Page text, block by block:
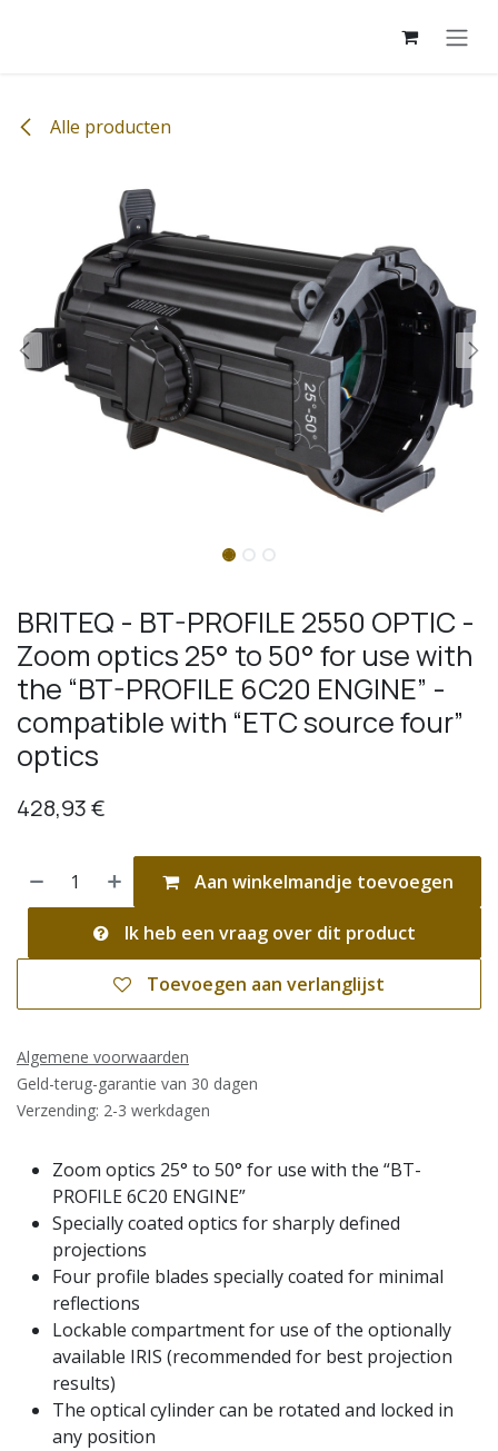
Alle producten
BRITEQ - BT-PROFILE 2550 OPTIC -
Zoom optics 25° to 50° for use with
the “BT-PROFILE 6C20 ENGINE” -
compatible with “ETC source four”
optics
428,93€
Aan winkelmandje toevoegen
Ik heb een vraag over dit product
Toevoegen aan verlanglijst
Algemene voorwaarden
Geld-terug-garantie van 30 dagen
Verzending: 2-3 werkdagen
Zoom optics 25° to 50° for use with the “BT-
PROFILE 6C20 ENGINE”
Specially coated optics for sharply defined
projections
Four profile blades specially coated for minimal
reflections
Lockable compartment for use of the optionally
available IRIS (recommended for best projection
results)
The optical cylinder can be rotated and locked in
any position